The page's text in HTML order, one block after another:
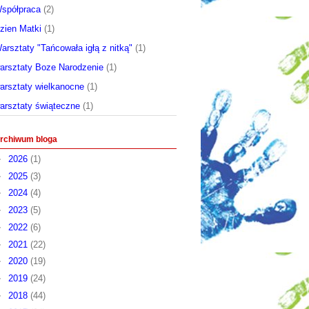
(2)
Matki (1)
"Tańcowała igłą z nitką" (1)
Boze Narodzenie (1)
wielkanocne (1)
świąteczne (1)
bloga
2026 (1)
2025 (3)
2024 (4)
2023 (5)
2022 (6)
2021 (22)
2020 (19)
2019 (24)
2018 (44)